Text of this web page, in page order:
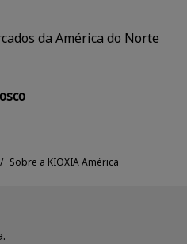
da América do Norte
Sobre a KIOXIA América